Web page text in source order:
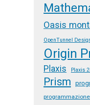
Oasis
OpenTunnel
Origin
Plaxis Plaxis
Prism